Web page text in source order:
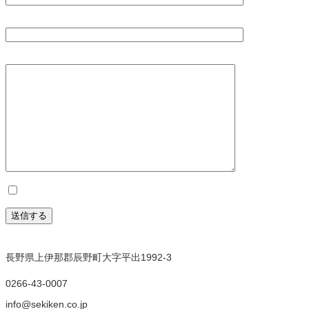
長野県上伊那郡辰野町大字平出1992-3
0266-43-0007
info@sekiken.co.jp